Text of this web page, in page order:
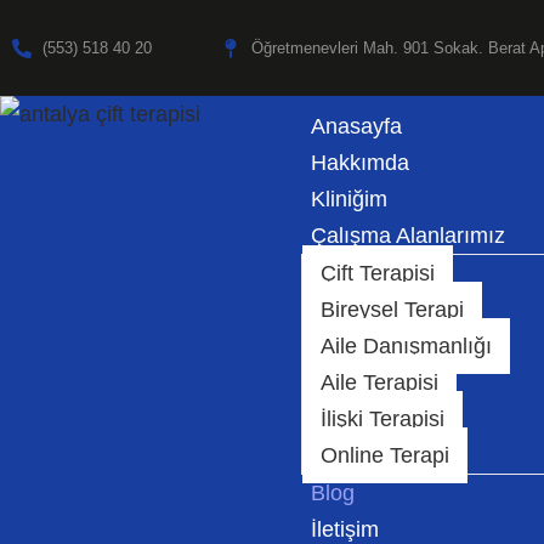
geç
(553) 518 40 20 Öğretmenevleri Mah. 901 Sokak. Berat
Anasayfa
Hakkımda
Kliniğim
Çalışma Alanlarımız
Çift Terapisi
Bireysel Terapi
Aile Danışmanlığı
Aile Terapisi
İlişki Terapisi
Online Terapi
Blog
İletişim